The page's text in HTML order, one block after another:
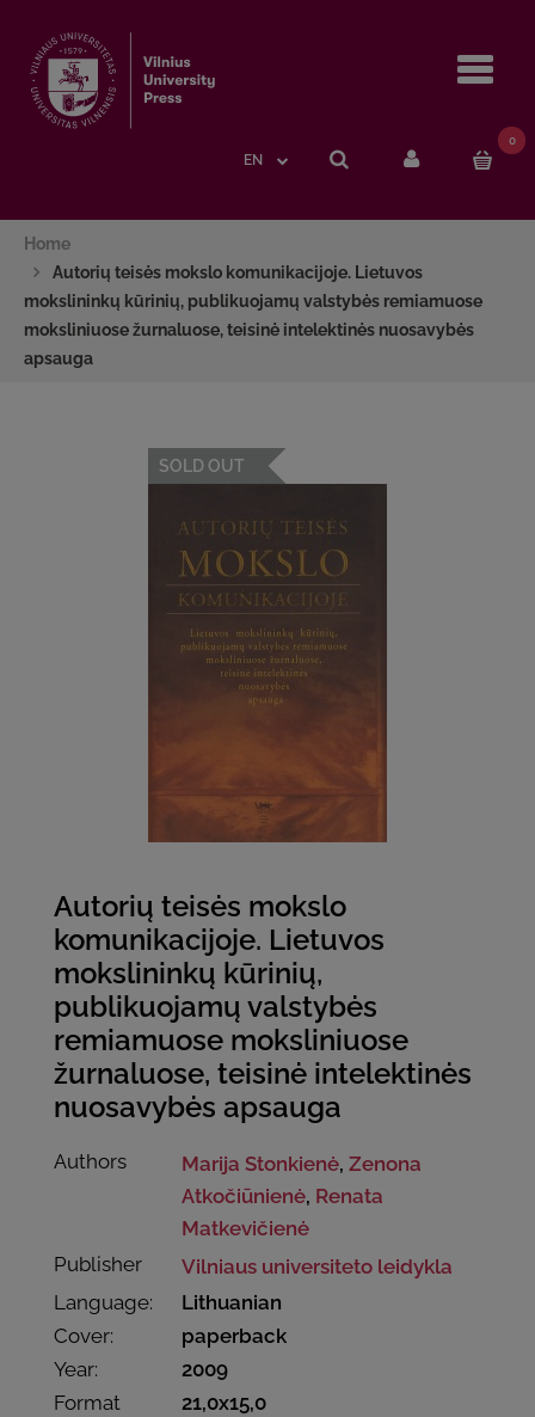
EN
0
Home
Autorių teisės mokslo komunikacijoje. Lietuvos
mokslininkų kūrinių, publikuojamų valstybės remiamuose
moksliniuose žurnaluose, teisinė intelektinės nuosavybės
apsauga
SOLD OUT
Autorių teisės mokslo
komunikacijoje. Lietuvos
mokslininkų kūrinių,
publikuojamų valstybės
remiamuose moksliniuose
žurnaluose, teisinė intelektinės
nuosavybės apsauga
Authors Marija Stonkienė,Zenona
Atkočiūnienė, Renata
Matkevičienė
Publisher
Vilniaus universiteto leidykla
Language:
Lithuanian
Cover:
paperback
Year:
2009
Format
21,0x15,0